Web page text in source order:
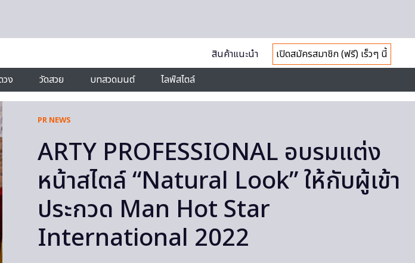
สินค้าแนะนำ
เปิดสมัครสมาชิก (ฟรี) เร็วๆ นี้
วง วัดสวย บทสวดมนต์ ไลฟ์สไตล์
PR NEWS
ARTY PROFESSIONAL อบรมแต่ง
หน้าสไตล์ “Natural Look” ให้กับผู้เข้า
ประกวด Man Hot Star
International 2022